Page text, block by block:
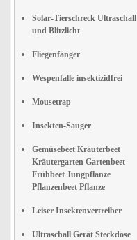
Solar-Tierschreck Ultraschall
und Blitzlicht
Fliegenfänger
Wespenfalle insektizidfrei
Mousetrap
Insekten-Sauger
Gemüsebeet Kräuterbeet
Kräutergarten Gartenbeet
Frühbeet Jungpflanze
Pflanzenbeet Pflanze
Leiser Insektenvertreiber
Ultraschall Gerät Steckdose